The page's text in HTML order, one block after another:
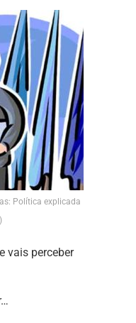
Política explicada
vais perceber